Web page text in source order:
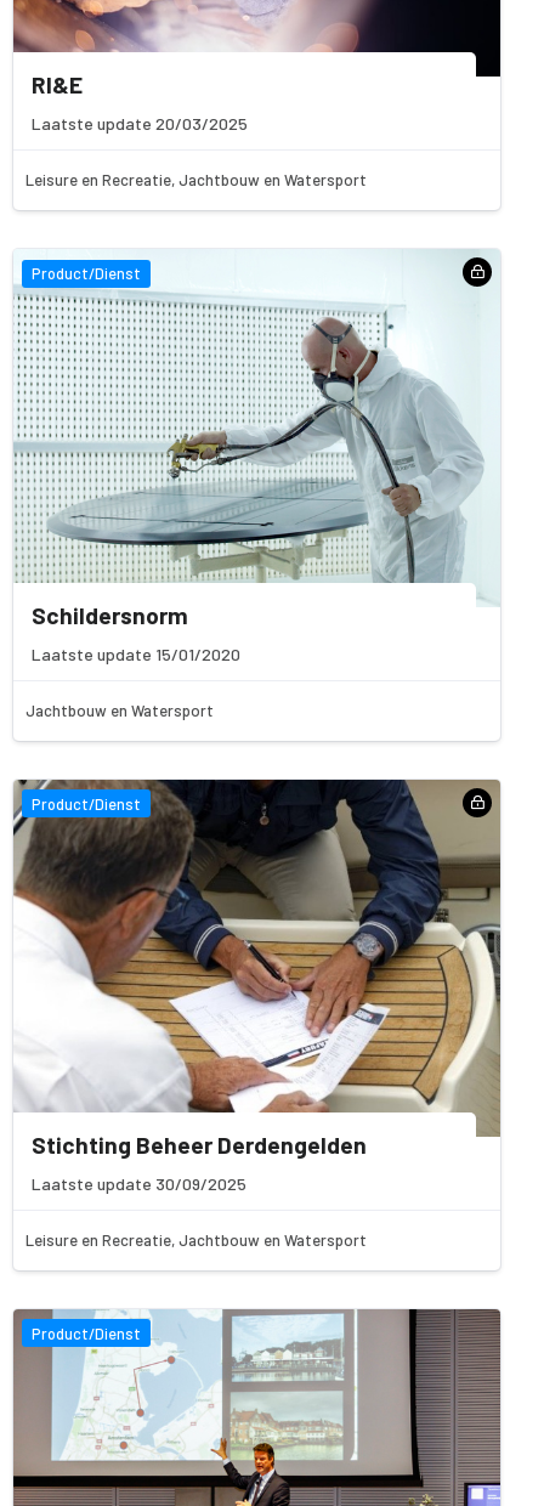
RI&E
Laatste update 20/03/2025
Leisure en Recreatie, Jachtbouw en Watersport
Product/Dienst
Schildersnorm
Laatste update 15/01/2020
Jachtbouw en Watersport
Product/Dienst
Stichting Beheer Derdengelden
Laatste update 30/09/2025
Leisure en Recreatie, Jachtbouw en Watersport
Product/Dienst